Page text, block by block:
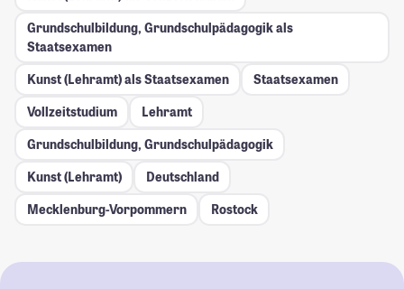
Grundschulbildung, Grundschulpädagogik als
Staatsexamen
Kunst (Lehramt) als Staatsexamen
Staatsexamen
Vollzeitstudium
Lehramt
Grundschulbildung, Grundschulpädagogik
Kunst (Lehramt)
Deutschland
Mecklenburg-Vorpommern
Rostock